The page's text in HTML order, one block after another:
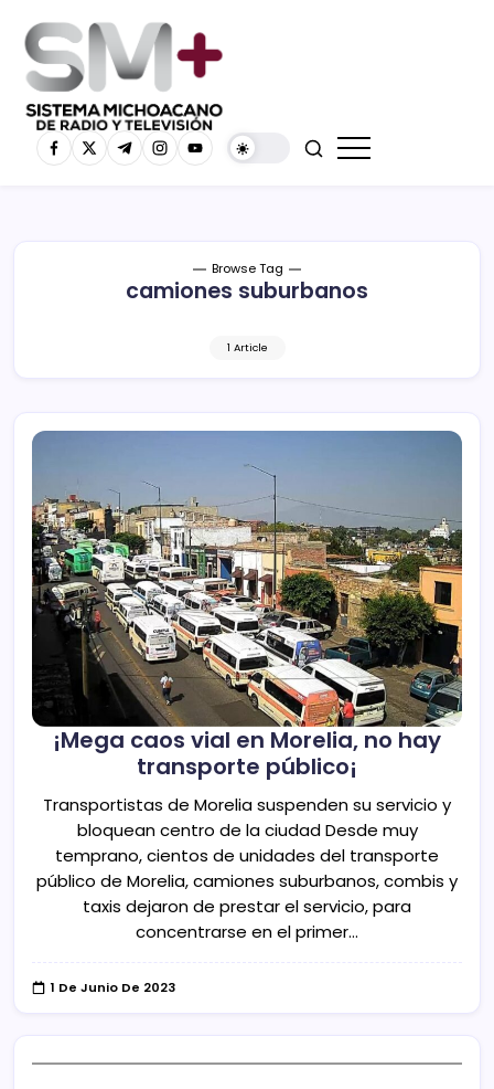
Browse Tag
camiones suburbanos
1 Article
¡Mega caos vial en Morelia, no hay
transporte público¡
Transportistas de Morelia suspenden su servicio y
bloquean centro de la ciudad Desde muy
temprano, cientos de unidades del transporte
público de Morelia, camiones suburbanos, combis y
taxis dejaron de prestar el servicio, para
concentrarse en el primer…
1 De Junio De 2023